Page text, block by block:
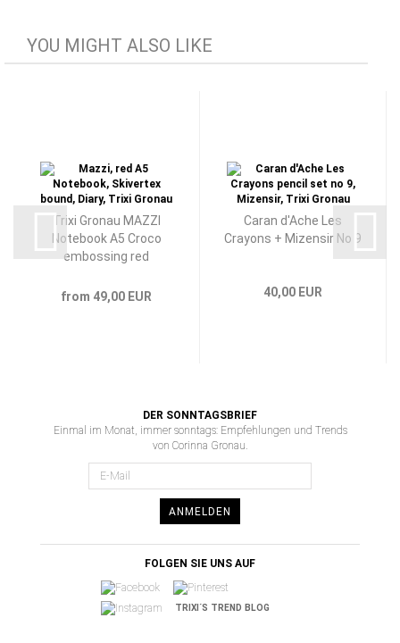
YOU MIGHT ALSO LIKE
Trixi Gronau MAZZI
Notebook A5 Croco
embossing red
from 49,00 EUR
Caran d'Ache Les
Crayons + Mizensir No 9
40,00 EUR
DER SONNTAGSBRIEF
Einmal im Monat, immer sonntags: Empfehlungen und Trends
von Corinna Gronau.
ANMELDEN
FOLGEN SIE UNS AUF
TRIXI´S TREND BLOG